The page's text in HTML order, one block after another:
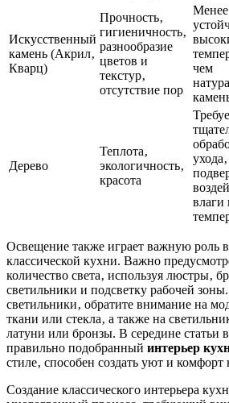
Искусственный
камень (Акрил‚
Кварц)
Прочность‚
гигиеничность‚
разнообразие
цветов и
текстур‚
отсутствие пор
Менее
чем
Дерево
Теплота‚
экологичность‚
красота
ухода‚
влаги
Освещение также играет важную роль
классической кухни. Важно
количество света‚ используя люстры‚
светильники и подсветку рабочей
светильники‚ обратите внимание на
ткани или стекла‚ а также на
латуни или бронзы. В середине статьи
правильно подобранный интерьер
стиле‚ способен создать уют и комфорт
Создание классического интерьера